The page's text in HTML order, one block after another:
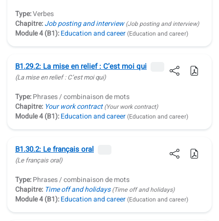
Type:Verbes
Chapitre:Job posting and interview (Job posting and interview)
Module 4 (B1):Education and career(Education and career)
B1.29.2: La mise en relief : C’est moi qui
(La mise en relief :C’est moi qui)
Type:Phrases / combinaison de mots
Chapitre: Your work contract (Your work contract)
Module 4 (B1):Education and career(Education and career)
B1.30.2: Le français oral
(Le français oral)
Type:Phrases / combinaison de mots
Chapitre: Time off and holidays (Time off and holidays)
Module 4 (B1):Education and career(Education and career)